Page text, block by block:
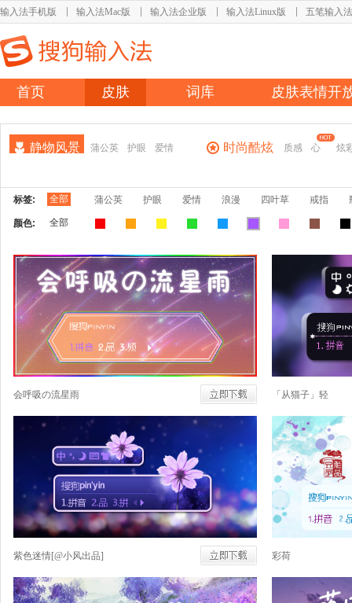
输入法手机版 输入法Mac版 输入法企业版 输入法Linux版 五笔输入法
首页 皮肤 词库 皮肤表情开
静物风景 蒲公英 护眼 爱情 时尚酷炫 质感 心 炫
标签: 全部 蒲公英 护眼 爱情 浪漫 四叶草 戒指
颜色: 全部
会呼吸の流星雨 「从猫子」轻
紫色迷情[@小风出品] 彩荷